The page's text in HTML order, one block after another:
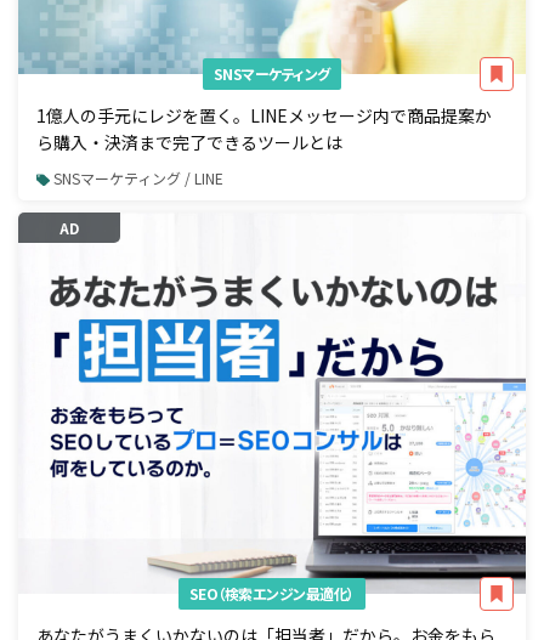
SNSマーケティング
1億人の手元にレジを置く。LINEメッセージ内で商品提案か
ら購入・決済まで完了できるツールとは
SNSマーケティング / LINE
AD
SEO（検索エンジン最適化）
あなたがうまくいかないのは「担当者」だから。お金をもら